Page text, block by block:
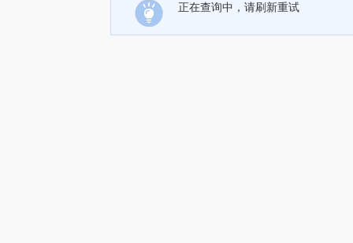
正在查询中，请刷新重试